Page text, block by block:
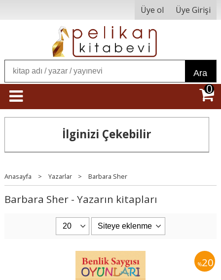
Üye ol Üye Girişi
Ara
0
İlginizi Çekebilir
Anasayfa > Yazarlar > Barbara Sher
Barbara Sher - Yazarın kitapları
%20